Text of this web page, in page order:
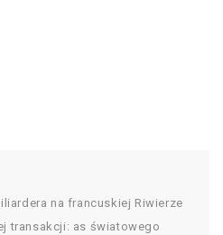
na francuskiej Riwierze
transakcji: as światowego